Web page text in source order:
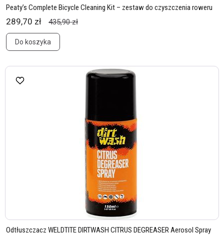
Peaty’s Complete Bicycle Cleaning Kit – zestaw do czyszczenia roweru
289,70 zł 435,90 zł
Do koszyka
Odtłuszczacz WELDTITE DIRTWASH CITRUS DEGREASER Aerosol Spray